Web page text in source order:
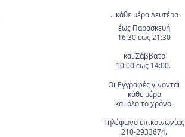
...κάθε μέραΔευτέρα
έως Παρασκευή
16:30 έως 21:30
και Σάββατο
10:00 έως 14:00.
Οι Εγγραφέςγίνονται
κάθε μέρα
και όλο το χρόνο.
Τηλέφωνο επικοινωνίας
210-2933674.